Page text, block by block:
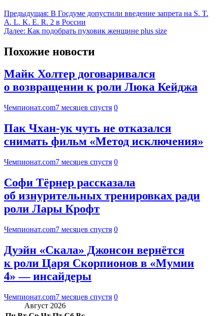
Предыдущая: В Госдуме допустили введение запрета на S. T.
A. L. K. E. R. 2 в России
Далее: Как подобрать пуховик женщине plus size
Похожие новости
Майк Холтер договаривался
о возвращении к роли Люка Кейджа
Чемпионат.com7 месяцев спустя 0
Пак Чхан-ук чуть не отказался
снимать фильм «Метод исключения»
Чемпионат.com7 месяцев спустя 0
Софи Тёрнер рассказала
об изнурительных тренировках ради
роли Лары Крофт
Чемпионат.com7 месяцев спустя 0
Дуэйн «Скала» Джонсон вернётся
к роли Царя Скорпионов в «Мумии
4» — инсайдеры
Чемпионат.com7 месяцев спустя 0
Август 2026